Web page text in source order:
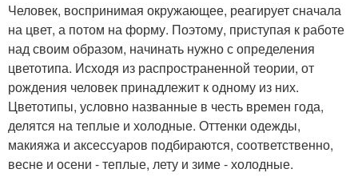
Человек, воспринимая окружающее, реагирует сначала
на цвет, а потом на форму. Поэтому, приступая к работе
над своим образом, начинать нужно с определения
цветотипа. Исходя из распространенной теории, от
рождения человек принадлежит к одному из них.
Цветотипы, условно названные в честь времен года,
делятся на теплые и холодные. Оттенки одежды,
макияжа и аксессуаров подбираются, соответственно,
весне и осени - теплые, лету и зиме - холодные.